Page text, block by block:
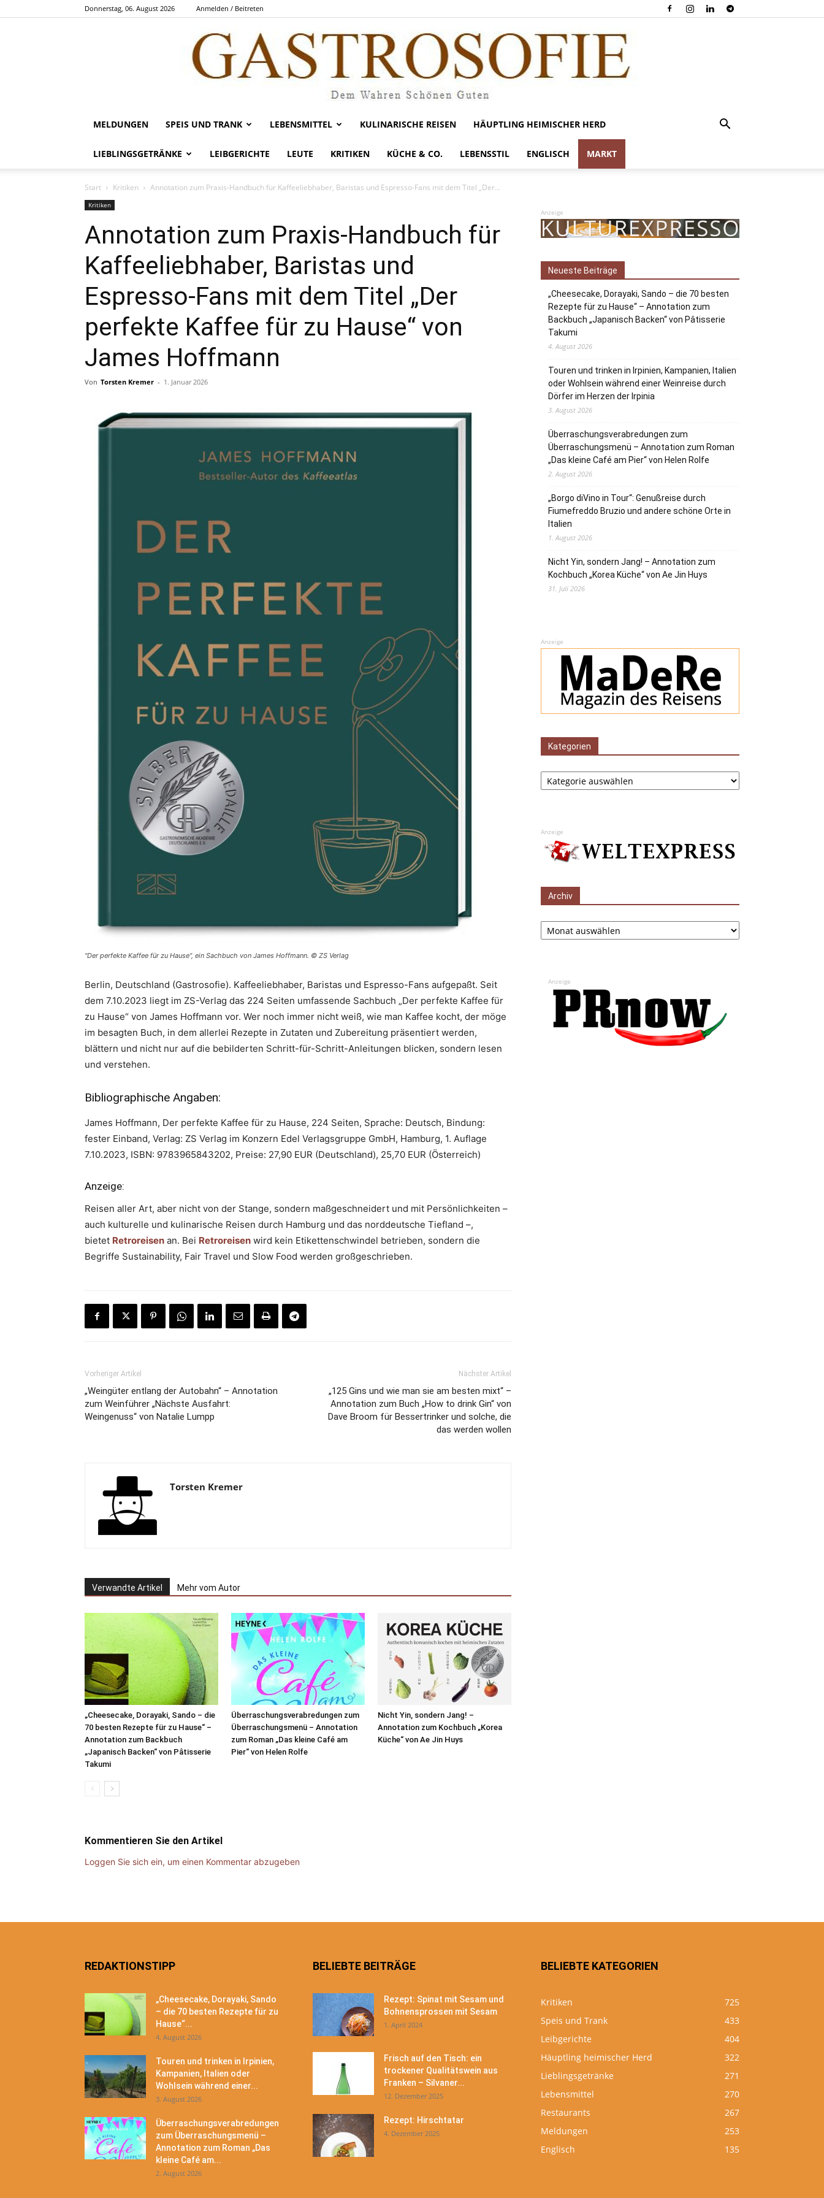
Donnerstag, 06. August 2026 Anmelden / Beitreten
Gastrosofie
MELDUNGEN SPEIS UND TRANK LEBENSMITTEL KULINARISCHE REISEN HÄUPTLING HEIMISCHER HERD
LIEBLINGSGETRÄNKE LEIBGERICHTE LEUTE KRITIKEN KÜCHE & CO. LEBENSSTIL ENGLISCH MARKT
Start Kritiken Annotation zum Praxis-Handbuch für Kaffeeliebhaber, Baristas und Espresso-Fans mit dem Titel „Der...
Kritiken
Annotation zum Praxis-Handbuch für
Kaffeeliebhaber, Baristas und
Espresso-Fans mit dem Titel „Der
perfekte Kaffee für zu Hause“ von
James Hoffmann
Von Torsten Kremer - 1. Januar 2026
"Der perfekte Kaffee für zu Hause", ein Sachbuch von James Hoffmann. © ZS Verlag
Berlin, Deutschland (Gastrosofie). Kaffeeliebhaber, Baristas und Espresso-Fans aufgepaßt. Seit
dem 7.10.2023 liegt im ZS-Verlag das 224 Seiten umfassende Sachbuch „Der perfekte Kaffee für
zu Hause“ von James Hoffmann vor. Wer noch immer nicht weiß, wie man Kaffee kocht, der möge
im besagten Buch, in dem allerlei Rezepte in Zutaten und Zubereitung präsentiert werden,
blättern und nicht nur auf die bebilderten Schritt-für-Schritt-Anleitungen blicken, sondern lesen
und verstehen.
Bibliographische Angaben:
James Hoffmann, Der perfekte Kaffee für zu Hause, 224 Seiten, Sprache: Deutsch, Bindung:
fester Einband, Verlag: ZS Verlag im Konzern Edel Verlagsgruppe GmbH, Hamburg, 1. Auflage
7.10.2023, ISBN: 9783965843202, Preise: 27,90 EUR (Deutschland), 25,70 EUR (Österreich)
Anzeige:
Reisen aller Art, aber nicht von der Stange, sondern maßgeschneidert und mit Persönlichkeiten –
auch kulturelle und kulinarische Reisen durch Hamburg und das norddeutsche Tiefland –,
bietet Retroreisen an. Bei Retroreisen wird kein Etikettenschwindel betrieben, sondern die
Begriffe Sustainability, Fair Travel und Slow Food werden großgeschrieben.
Vorheriger Artikel
„Weingüter entlang der Autobahn“ – Annotation
zum Weinführer „Nächste Ausfahrt:
Weingenuss“ von Natalie Lumpp
Nächster Artikel
„125 Gins und wie man sie am besten mixt“ –
Annotation zum Buch „How to drink Gin“ von
Dave Broom für Bessertrinker und solche, die
das werden wollen
Torsten Kremer
Verwandte Artikel Mehr vom Autor
„Cheesecake, Dorayaki, Sando – die
70 besten Rezepte für zu Hause“ –
Annotation zum Backbuch
„Japanisch Backen“ von Pâtisserie
Takumi
Überraschungsverabredungen zum
Überraschungsmenü – Annotation
zum Roman „Das kleine Café am
Pier“ von Helen Rolfe
Nicht Yin, sondern Jang! –
Annotation zum Kochbuch „Korea
Küche“ von Ae Jin Huys
Kommentieren Sie den Artikel
Loggen Sie sich ein, um einen Kommentar abzugeben
Anzeige
Neueste Beiträge
„Cheesecake, Dorayaki, Sando – die 70 besten
Rezepte für zu Hause“ – Annotation zum
Backbuch „Japanisch Backen“ von Pâtisserie
Takumi
4. August 2026
Touren und trinken in Irpinien, Kampanien, Italien
oder Wohlsein während einer Weinreise durch
Dörfer im Herzen der Irpinia
3. August 2026
Überraschungsverabredungen zum
Überraschungsmenü – Annotation zum Roman
„Das kleine Café am Pier“ von Helen Rolfe
2. August 2026
„Borgo diVino in Tour“: Genußreise durch
Fiumefreddo Bruzio und andere schöne Orte in
Italien
1. August 2026
Nicht Yin, sondern Jang! – Annotation zum
Kochbuch „Korea Küche“ von Ae Jin Huys
31. Juli 2026
Anzeige
Kategorien
Kategorien
Anzeige
Archiv
Archiv
Anzeige
REDAKTIONSTIPP
„Cheesecake, Dorayaki, Sando
– die 70 besten Rezepte für zu
Hause“...
4. August 2026
Touren und trinken in Irpinien,
Kampanien, Italien oder
Wohlsein während einer...
3. August 2026
Überraschungsverabredungen
zum Überraschungsmenü –
Annotation zum Roman „Das
kleine Café am...
2. August 2026
BELIEBTE BEITRÄGE
Rezept: Spinat mit Sesam und
Bohnensprossen mit Sesam
1. April 2024
Frisch auf den Tisch: ein
trockener Qualitätswein aus
Franken – Silvaner...
12. Dezember 2025
Rezept: Hirschtatar
4. Dezember 2025
BELIEBTE KATEGORIEN
Kritiken
725
Speis und Trank
433
Leibgerichte
404
Häuptling heimischer Herd
322
Lieblingsgetränke
271
Lebensmittel
270
Restaurants
267
Meldungen
253
Englisch
135